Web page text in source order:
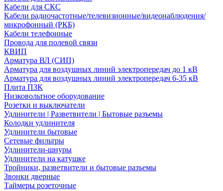
Кабели для СКС
Кабели радиочастотные/телевизионные/видеонаблюдения/
микрофонный (РКБ)
Кабели телефонные
Провода для полевой связи
КВИП
Арматура ВЛ (СИП)
Арматура для воздушных линий электропередач до 1 кВ
Арматура для воздушных линий электропередач 6-35 кВ
Плита ПЗК
Низковольтное оборудование
Розетки и выключатели
Удлинители | Разветвители | Бытовые разъемы
Колодки удлинителя
Удлинители бытовые
Сетевые фильтры
Удлинители-шнуры
Удлинители на катушке
Тройники, разветвители и бытовые разъемы
Звонки дверные
Таймеры розеточные